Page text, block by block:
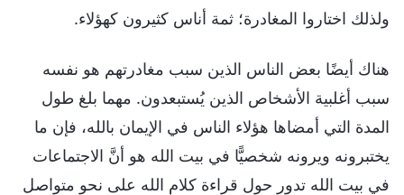
ولذلك اختاروا المغادرة؛ ثمة أناس كثيرون كهؤلاء.
هناك أيضًا بعض الناس الذين سبب مغادرتهم هو نفسه
سبب أغلبية الأشخاص الذين يُستبعدون. مهما بلغ طول
المدة التي أمضاها هؤلاء الناس في الإيمان بالله، فإن ما
يختبرونه ويرونه شخصيًّا في بيت الله هو أنَّ الاجتماعات
في بيت الله تدور حول قراءة كلام الله على نحو متواصل